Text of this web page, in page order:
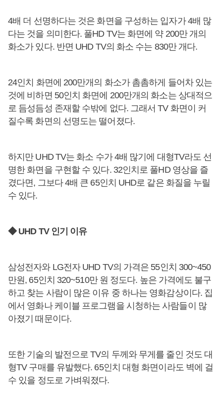
4배 더 선명하다는 것은 화면을 구성하는 입자가 4배 많
다는 것을 의미한다. 풀HD TV는 화면에 약 200만 개의
화소가 있다. 반면 UHD TV의 화소 수는 830만 개다.
24인치 화면에 200만개의 화소가 촘촘하게 들어차 있는
것에 비하면 50인치 화면에 200만개의 화소는 상대적으
로 듬성듬성 존재할 수밖에 없다. 그래서 TV 화면이 커
질수록 화면의 선명도는 떨어졌다.
하지만 UHD TV는 화소 수가 4배 많기에 대형TV라도 선
명한 화면을 구현할 수 있다. 32인치로 풀HD 영상을 즐
겼다면, 그보다 4배 큰 65인치 UHD로 같은 화질을 누릴
수 있다.
◆ UHD TV 인기 이유
삼성전자와 LG전자 UHD TV의 가격은 55인치 300~450
만원, 65인치 320~510만 원 정도다. 높은 가격에도 불구
하고 찾는 사람이 많은 이유 중 하나는 영화감상이다. 집
에서 영화나 케이블 프로그램을 시청하는 사람들이 많
아졌기 때문이다.
또한 기술의 발전으로 TV의 두께와 무게를 줄인 것도 대
형TV 구매를 유발했다. 65인치 대형 화면이라도 벽에 걸
수 있을 정도로 가벼워졌다.